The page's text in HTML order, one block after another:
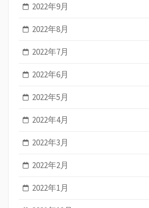
2022年9月
2022年8月
2022年7月
2022年6月
2022年5月
2022年4月
2022年3月
2022年2月
2022年1月